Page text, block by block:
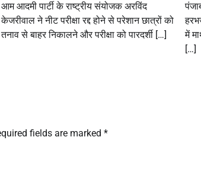
आम आदमी पार्टी के राष्ट्रीय संयोजक अरविंद
केजरीवाल ने नीट परीक्षा रद्द होने से परेशान छात्रों को
तनाव से बाहर निकालने और परीक्षा को पारदर्शी […]
में
[…]
fields are marked *